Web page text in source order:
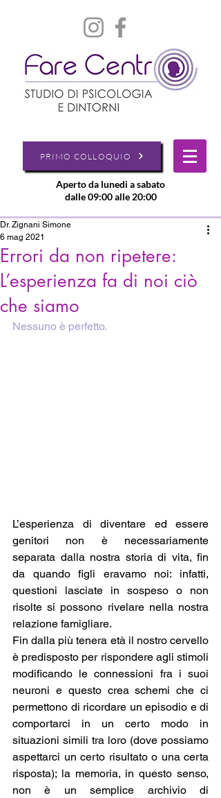
PRIMO COLLOQUIO
Aperto da lunedi a sabato
dalle 09:00 alle 20:00
Errori da non ripetere:
L’esperienza fa di noi ciò
che siamo
Dr. Zignani Simone
6 mag 2021
Nessuno è perfetto.
L’esperienza di diventare ed essere
genitori non è necessariamente
separata dalla nostra storia di vita, fin
da quando figli eravamo noi: infatti,
questioni lasciate in sospeso o non
risolte si possono rivelare nella nostra
relazione famigliare.
Fin dalla più tenera età il nostro cervello
è predisposto per rispondere agli stimoli
modificando le connessioni fra i suoi
neuroni e questo crea schemi che ci
permettono di ricordare un episodio e di
comportarci in un certo modo in
situazioni simili tra loro (dove possiamo
aspettarci un certo risultato o una certa
risposta); la memoria, in questo senso,
non è un semplice archivio di